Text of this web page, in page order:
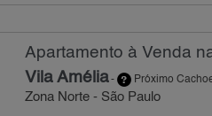
Apartamento à Venda
Vila Amélia- Próximo
Zona Norte - São Paulo